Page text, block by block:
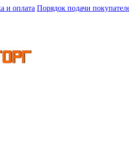
и оплата Порядок подачи